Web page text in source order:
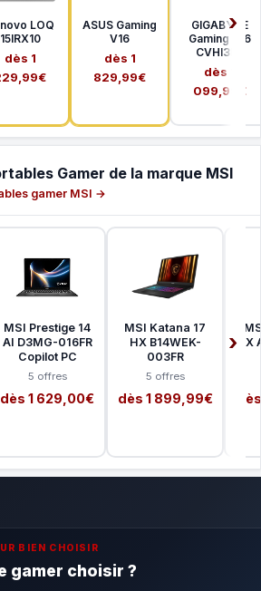
LOQ
15IRX10
dès 1
ASUS Gaming
V16
dès 1
829,99€
GIGABYTE
Gaming A16
CVHI3FR
dès 1
099,99€
Gamer de la marque MSI
gamer MSI →
MSI Prestige 14
AI D3MG-016FR
Copilot PC
5 offres
dès 1 629,00€
MSI Katana 17
HX B14WEK-
003FR
5 offres
dès 1 899,99€
HX
BIEN CHOISIR
gamer choisir ?